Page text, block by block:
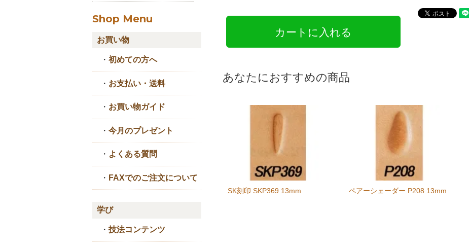
あなたにおすすめの商品
SK刻印 SKP369 13mm ペアーシェーダー P208 13mm
Shop Menu
お買い物
・ 初めての方へ
・ お支払い・送料
・ お買い物ガイド
・ 今月のプレゼント
・ よくある質問
・ FAXでのご注文について
学び
・ 技法コンテンツ